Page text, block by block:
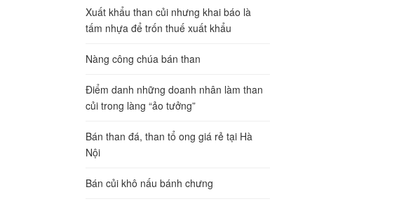
Xuất khẩu than củi nhưng khai báo là
tấm nhựa để trốn thuế xuất khẩu
Nàng công chúa bán than
Điểm danh những doanh nhân làm than
củi trong làng “ảo tưởng”
Bán than đá, than tổ ong giá rẻ tại Hà
Nội
Bán củi khô nấu bánh chưng